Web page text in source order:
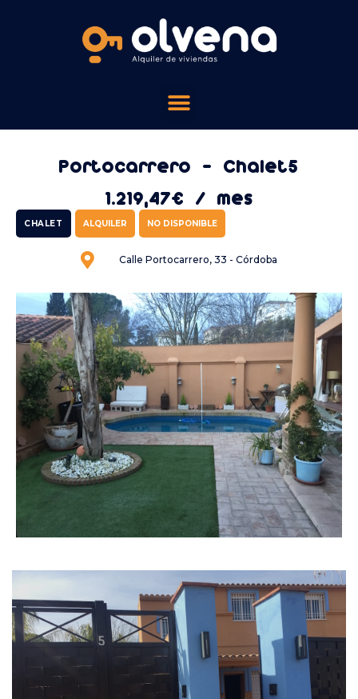
Portocarrero - Chalet5
1.219,47€ / mes
CHALET ALQUILER NO DISPONIBLE
Calle Portocarrero, 33 - Córdoba